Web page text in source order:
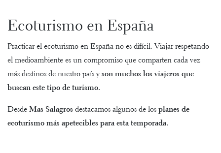
Ecoturismo en España
Practicar el ecoturismo en España no es difícil. Viajar respetando
el medioambiente es un compromiso que comparten cada vez
más destinos de nuestro país y son muchos los viajeros que
buscan este tipo de turismo.
Desde Mas Salagros destacamos algunos de los planes de
ecoturismo más apetecibles para esta temporada.